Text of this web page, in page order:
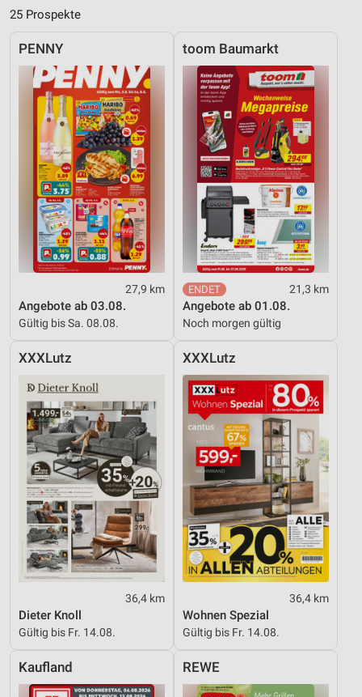
25 Prospekte
PENNY
27,9 km
Angebote ab 03.08.
Gültig bis Sa. 08.08.
toom Baumarkt
21,3 km
Angebote ab 01.08.
Noch morgen gültig
XXXLutz
36,4 km
Dieter Knoll
Gültig bis Fr. 14.08.
XXXLutz
36,4 km
Wohnen Spezial
Gültig bis Fr. 14.08.
Kaufland REWE